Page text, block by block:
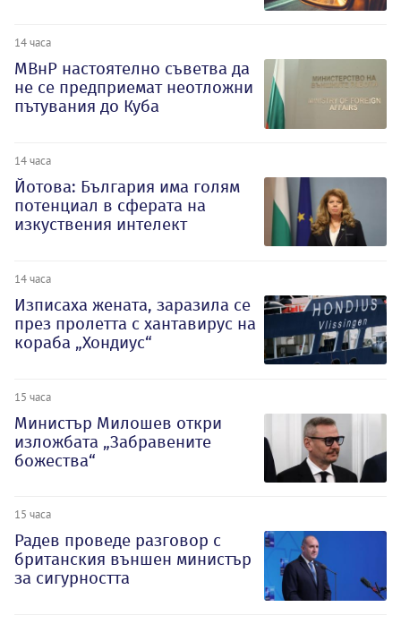
14 часа
МВнР настоятелно съветва да
не се предприемат неотложни
пътувания до Куба
14 часа
Йотова: България има голям
потенциал в сферата на
изкуствения интелект
14 часа
Изписаха жената, заразила се
през пролетта с хантавирус на
кораба „Хондиус“
15 часа
Министър Милошев откри
изложбата „Забравените
божества“
15 часа
Радев проведе разговор с
британския външен министър
за сигурността